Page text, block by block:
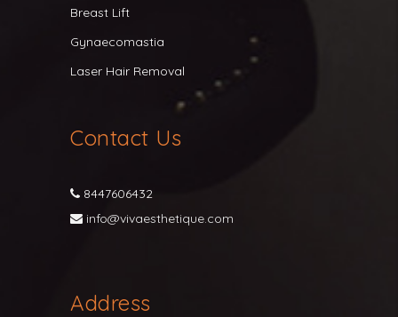
Breast Lift
Gynaecomastia
Laser Hair Removal
Contact Us
8447606432
info@vivaesthetique.com
Address